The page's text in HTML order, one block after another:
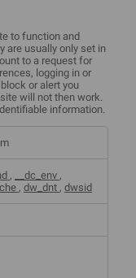
to function and
are usually only set in
to a request for
logging in or
or alert you
will not then work.
information.
, __dc_env ,
, dw_dnt , dwsid